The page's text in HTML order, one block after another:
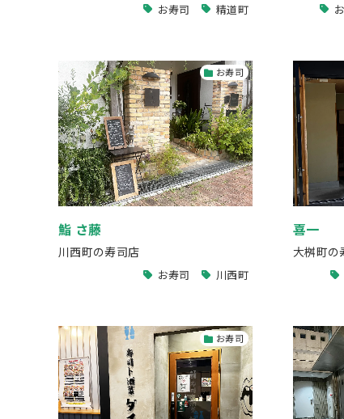
お寿司 精道町
お寿司
鮨 さ藤
川西町の寿司店
お寿司 川西町
喜一
大桝町の
お寿司